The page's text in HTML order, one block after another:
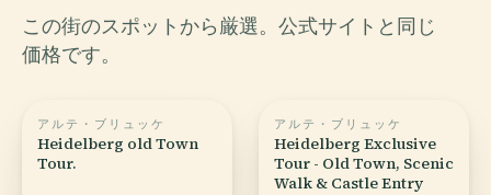
この街のスポットから厳選。公式サイトと同じ
価格です。
アルテ・ブリュッケ
Heidelberg old Town
Tour.
アルテ・ブリュッケ
Heidelberg Exclusive
Tour - Old Town, Scenic
Walk & Castle Entry